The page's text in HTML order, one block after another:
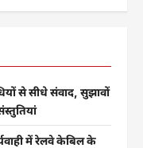
से सीधे संवाद, सुझावों
में रेलवे केबिल के